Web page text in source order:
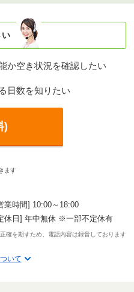
い
か空き状況を確認したい
日数を知りたい
)
ます
業時間] 10:00～18:00
休日] 年中無休 ※一部不定休有
確を期すため、電話内容は録音しております
いて